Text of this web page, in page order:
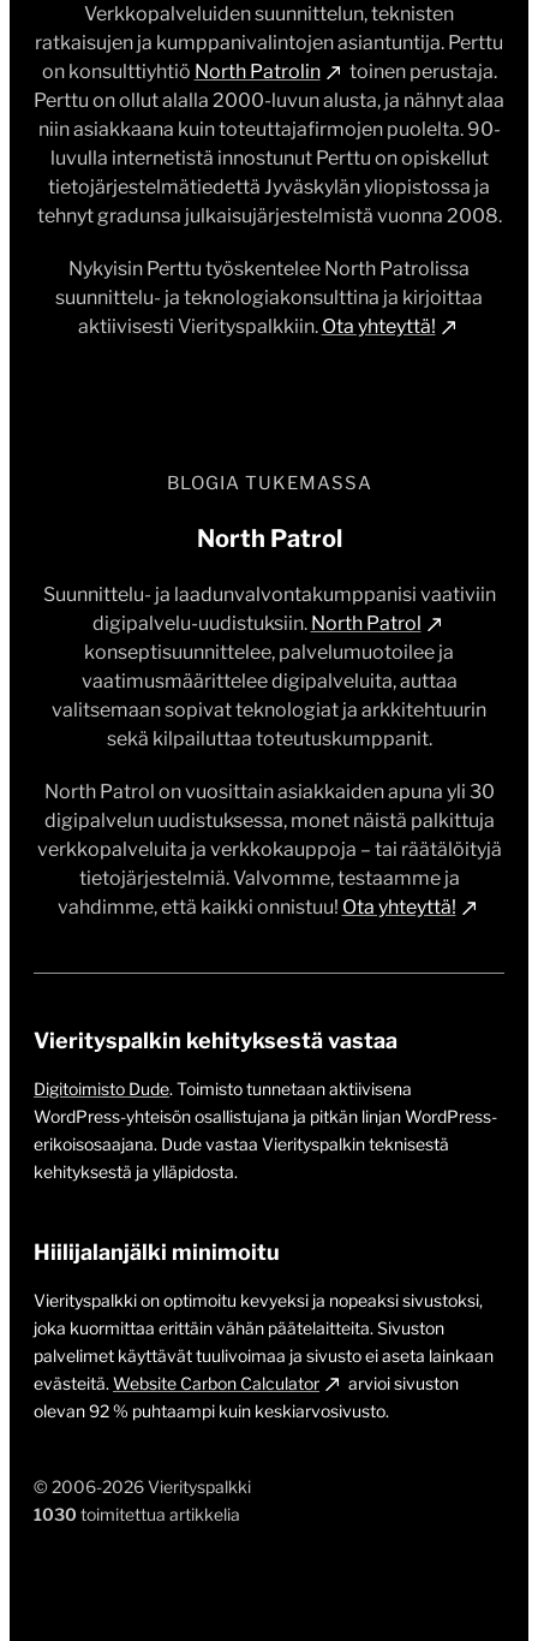
Verkkopalveluiden suunnittelun, teknisten
ratkaisujen ja kumppanivalintojen asiantuntija. Perttu
on konsulttiyhtiö North Patrolin
toinen perustaja.
Perttu on ollut alalla 2000-luvun alusta, ja nähnyt alaa
niin asiakkaana kuin toteuttajafirmojen puolelta. 90-
luvulla internetistä innostunut Perttu on opiskellut
tietojärjestelmätiedettä Jyväskylän yliopistossa ja
tehnyt gradunsa julkaisujärjestelmistä vuonna 2008.
Nykyisin Perttu työskentelee North Patrolissa
suunnittelu- ja teknologiakonsulttina ja kirjoittaa
aktiivisesti Vierityspalkkiin. Ota yhteyttä!
BLOGIA TUKEMASSA
North Patrol
Suunnittelu- ja laadunvalvontakumppanisi vaativiin
digipalvelu-uudistuksiin. North Patrol
konseptisuunnittelee, palvelumuotoilee ja
vaatimusmäärittelee digipalveluita, auttaa
valitsemaan sopivat teknologiat ja arkkitehtuurin
sekä kilpailuttaa toteutuskumppanit.
North Patrol on vuosittain asiakkaiden apuna yli 30
digipalvelun uudistuksessa, monet näistä palkittuja
verkkopalveluita ja verkkokauppoja – tai räätälöityjä
tietojärjestelmiä. Valvomme, testaamme ja
vahdimme, että kaikki onnistuu! Ota yhteyttä!
© 2006-2026 Vierityspalkki
1030 toimitettua artikkelia
Vierityspalkin kehityksestä vastaa
Digitoimisto Dude. Toimisto tunnetaan aktiivisena
WordPress-yhteisön osallistujana ja pitkän linjan WordPress-
erikoisosaajana. Dude vastaa Vierityspalkin teknisestä
kehityksestä ja ylläpidosta.
Hiilijalanjälki minimoitu
Vierityspalkki on optimoitu kevyeksi ja nopeaksi sivustoksi,
joka kuormittaa erittäin vähän päätelaitteita. Sivuston
palvelimet käyttävät tuulivoimaa ja sivusto ei aseta lainkaan
evästeitä. Website Carbon Calculator
arvioi sivuston
olevan 92 % puhtaampi kuin keskiarvosivusto.